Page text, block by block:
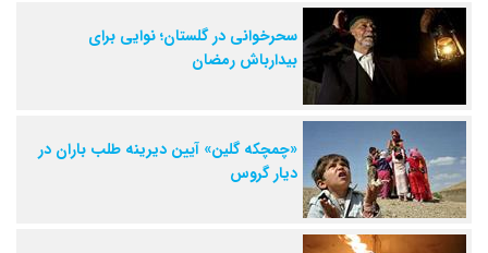
سحرخوانی در گلستان؛ نوایی برای
بیدارباش رمضان
«چمچکه گلین» آیین دیرینه طلب باران در
دیار گروس